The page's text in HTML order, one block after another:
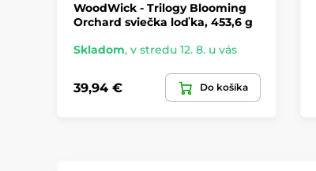
WoodWick - Trilogy Blooming
Orchard sviečka loďka, 453,6 g
Skladom, v stredu 12. 8. u vás
39,94 € Do košíka